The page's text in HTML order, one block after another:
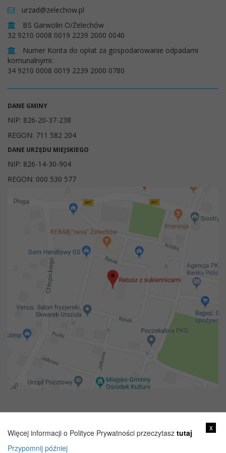
urzad@zelechow.pl
BS Garwolin O/Żelechów
32 9210 0008 0019 2239 2000 0040
Numer Konta do opłat za gospodarowanie odpadami
komunalnymi:
34 9210 0008 0019 2239 2000 0780
DANE GMINY
NIP: 826-20-37-238
REGON: 711 582 204
DANE URZĘDU MIEJSKIEGO
NIP: 826-14-30-904
REGON: 000 530 577
x
Więcej informacji o Polityce Prywatności przeczytasz tutaj
Przypomnij później